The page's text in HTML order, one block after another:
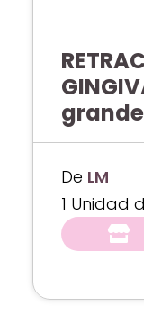
De LM
1 Unidad